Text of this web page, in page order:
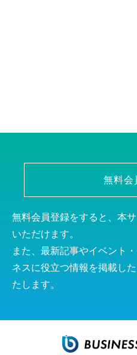
無料会
無料会員登録をすると、本
いただけます。
また、最新記事やイベント
ネスに役立つ情報を掲載し
たします。